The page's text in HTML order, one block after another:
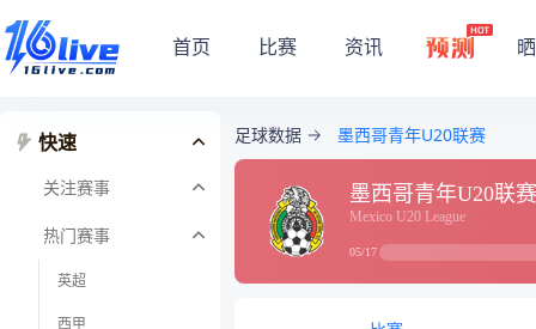
首页 比赛 资讯
快速
关注赛事
热门赛事
英超
西甲
足球数据 墨西哥青年U20联赛
墨西哥青年U20联赛
Mexico U20 League
05/17